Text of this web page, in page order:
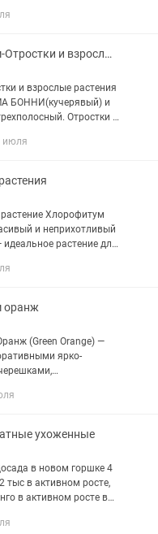
выезжаю на
Хлорофитум-Отростки и взрослые растения
и взрослые растения
БОННИ(кучерявый) и
Отростки с
отростки),Взрослые
июля
Хлорофитум
и неприхотливый
растение для
Быстро разрастается
оранж
(Green Orange) —
ярко-
природный фильтр,
ухоженные
в новом горшке 4
тыс в активном росте,
в активном росте в
по 2тыс,